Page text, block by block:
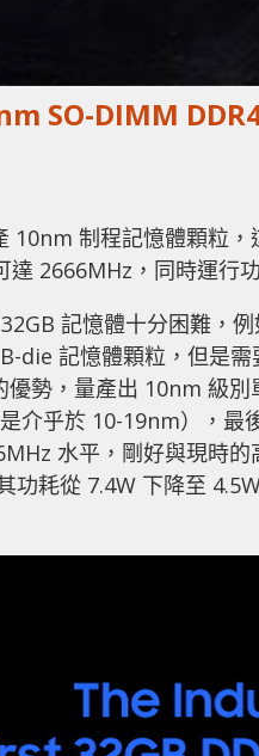
SO-DIMM
10nm 制程記憶體顆粒
2666MHz，同時運行
記憶體十分困難，
die 記憶體顆粒，但是
勢，量產出 10nm 級
介乎於 10-19nm），最
水平，剛好與現時
功耗從 7.4W 下降至